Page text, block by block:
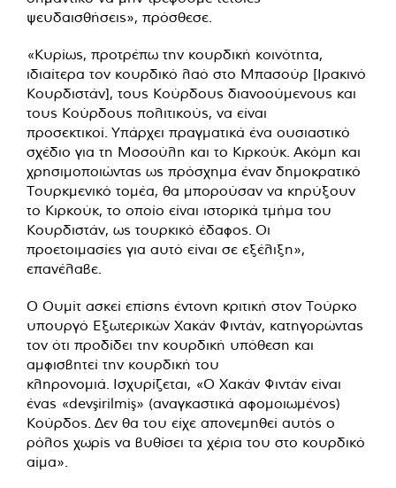
ψευδαισθήσεις», πρόσθεσε.
«Κυρίως, προτρέπω την κουρδική κοινότητα,
ιδιαίτερα τον κουρδικό λαό στο Μπασούρ [Ιρακινό
Κουρδιστάν], τους Κούρδους διανοούμενους και
τους Κούρδους πολιτικούς, να είναι
προσεκτικοί. Υπάρχει πραγματικά ένα ουσιαστικό
σχέδιο για τη Μοσούλη και το Κιρκούκ. Ακόμη και
χρησιμοποιώντας ως πρόσχημα έναν δημοκρατικό
Τουρκμενικό τομέα, θα μπορούσαν να κηρύξουν
το Κιρκούκ, το οποίο είναι ιστορικά τμήμα του
Κουρδιστάν, ως τουρκικό έδαφος. Οι
προετοιμασίες για αυτό είναι σε εξέλιξη»,
επανέλαβε.
Ο Ουμίτ ασκεί επίσης έντονη κριτική στον Τούρκο
υπουργό Εξωτερικών Χακάν Φιντάν, κατηγορώντας
τον ότι προδίδει την κουρδική υπόθεση και
αμφισβητεί την κουρδική του
κληρονομιά. Ισχυρίζεται, «Ο Χακάν Φιντάν είναι
ένας «devşirilmiş» (αναγκαστικά αφομοιωμένος)
Κούρδος. Δεν θα του είχε απονεμηθεί αυτός ο
ρόλος χωρίς να βυθίσει τα χέρια του στο κουρδικό
αίμα».